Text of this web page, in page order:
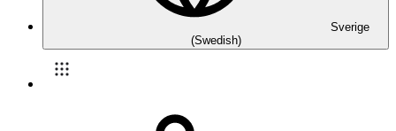
Sverige
(Swedish)